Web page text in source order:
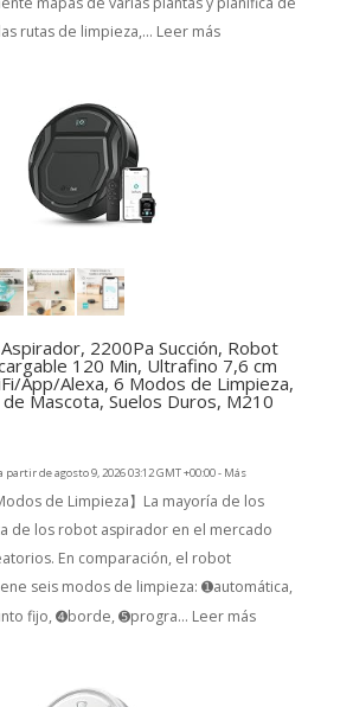
rutas de limpieza,... Leer más
2200Pa Succión, Robot
120 Min, Ultrafino 7,6 cm
App/Alexa, 6 Modos de Limpieza,
Mascota, Suelos Duros, M210
partir de agosto 9, 2026 03:12 GMT +00:00 - Más
de Limpieza】La mayoría de los
de los robot aspirador en el mercado
En comparación, el robot
seis modos de limpieza: ➊automática,
fijo, ➍borde, ➎progra... Leer más